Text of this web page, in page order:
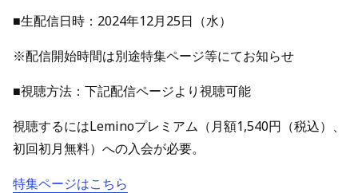
■生配信日時：2024年12月25日（水）
※配信開始時間は別途特集ページ等にてお知らせ
■視聴方法：下記配信ページより視聴可能
視聴するにはLeminoプレミアム（月額1,540円（税込）、
初回初月無料）への入会が必要。
特集ページはこちら